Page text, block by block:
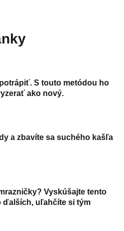
S touto metódou ho
ako nový.
a zbavíte sa suchého kašľa
Vyskúšajte tento
ďalších, uľahčíte si tým